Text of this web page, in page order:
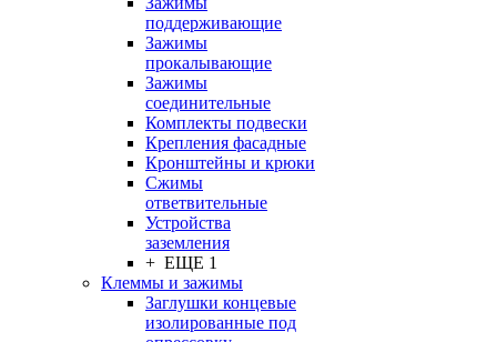
поддерживающие
Зажимы
прокалывающие
Зажимы
соединительные
Комплекты подвески
Крепления фасадные
Кронштейны и крюки
Сжимы
ответвительные
Устройства
заземления
+ ЕЩЕ 1
Клеммы и зажимы
Заглушки концевые
изолированные под